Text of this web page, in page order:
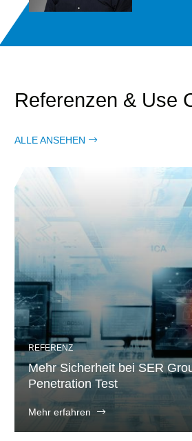
Referenzen & Use
ALLE ANSEHEN
REFERENZ
Mehr Sicherheit bei SER
Penetration Test
Mehr erfahren